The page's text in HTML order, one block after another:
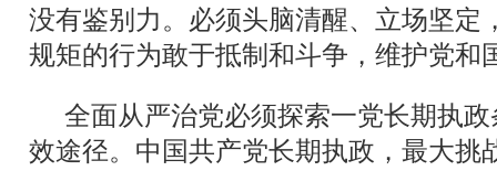
没有鉴别力。必须头脑清醒、立场坚定
规矩的行为敢于抵制和斗争，维护党和
全面从严治党必须探索一党长期执
效途径。中国共产党长期执政，最大挑